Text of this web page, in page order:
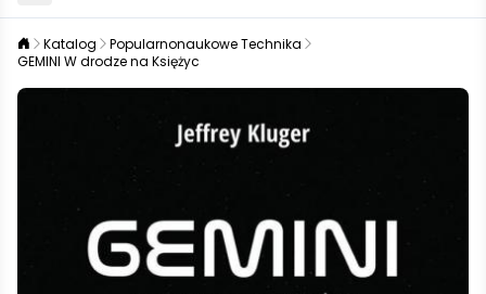
Katalog
Popularnonaukowe Technika
GEMINI W drodze na Księżyc